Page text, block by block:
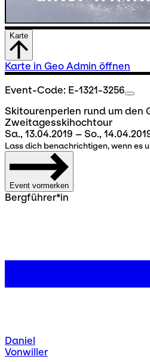
Karte
Karte in Geo Admin öffnen
Event-Code: E-1321-3256
Skitourenperlen rund um den
Zweitagesskihochtour
Sa., 13.04.2019 – So.,
Lass dich benachrichtigen, wenn es
Event vormerken
Bergführer*in
Daniel
Vonwiller